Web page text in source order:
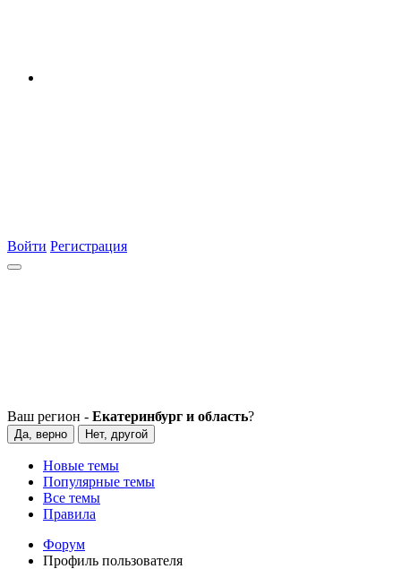
Войти Регистрация
Ваш регион - Екатеринбург и область?
Да, верно Нет, другой
Новые темы
Популярные темы
Все темы
Правила
Форум
Профиль пользователя